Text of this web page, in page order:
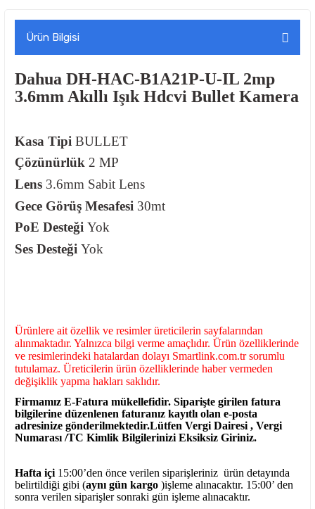
Ürün Bilgisi
Dahua DH-HAC-B1A21P-U-IL 2mp
3.6mm Akıllı Işık Hdcvi Bullet Kamera
Kasa Tipi BULLET
Çözünürlük 2 MP
Lens 3.6mm Sabit Lens
Gece Görüş Mesafesi 30mt
PoE Desteği Yok
Ses Desteği Yok
Ürünlere ait özellik ve resimler üreticilerin sayfalarından
alınmaktadır. Yalnızca bilgi verme amaçlıdır. Ürün özelliklerinde
ve resimlerindeki hatalardan dolayı Smartlink.com.tr sorumlu
tutulamaz. Üreticilerin ürün özelliklerinde haber vermeden
değişiklik yapma hakları saklıdır.
Firmamız E-Fatura mükellefidir. Siparişte girilen fatura
bilgilerine düzenlenen faturanız kayıtlı olan e-posta
adresinize gönderilmektedir.Lütfen Vergi Dairesi , Vergi
Numarası /TC Kimlik Bilgilerinizi Eksiksiz Giriniz.
Hafta içi 15:00’den önce verilen siparişleriniz ürün detayında
belirtildiği gibi (aynı gün kargo )işleme alınacaktır. 15:00’ den
sonra verilen siparişler sonraki gün işleme alınacaktır.